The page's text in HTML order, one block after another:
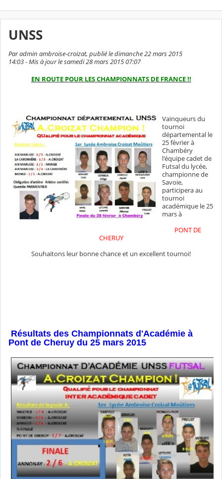
UNSS
Par admin ambroise-croizat, publié le dimanche 22 mars 2015
14:03 - Mis à jour le samedi 28 mars 2015 07:07
EN ROUTE POUR LES CHAMPIONNATS DE FRANCE !!
Vainqueurs du
tournoi
départemental le
25 février à
Chambéry
l'équipe cadet de
Futsal du lycée,
championne de
Savoie,
participera au
tournoi
académique le 25
mars à
PONT DE
CHERUY
Souhaitons leur bonne chance et un excellent tournoi!
Résultats des Championnats d'Académie à
Pont de Cheruy du 25 mars 2015